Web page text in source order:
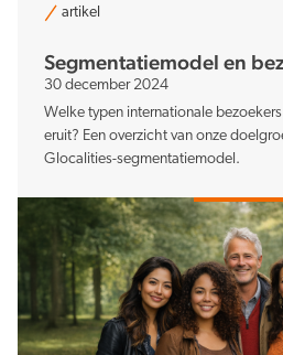
artikel
Segmentatiemodel en
30 december 2024
Welke typen internationale
eruit? Een overzicht van onze
Glocalities-segmentatiemodel.